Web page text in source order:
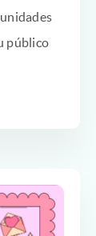
público